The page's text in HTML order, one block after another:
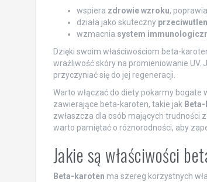
wspiera zdrowie wzroku,
działa jako skuteczny
wzmacnia system
Dzięki swoim właściwościom beta-
wrażliwość skóry na promieniowanie
przyczyniać się do jej regeneracji.
Warto włączać do diety pokarmy
zawierające beta-karoten, takie jak
zwłaszcza dla osób mających trudności
warto pamiętać o różnorodności, aby
Jakie są właściwości
Beta-karoten ma szereg korzystnych